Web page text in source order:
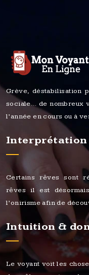
Grève, déstabilisation
sociale… de nombreux
l’année en cours ou à
Interprétation
Certains rêves sont
rêves il est
l’onirisme afin de
Intuition & don
Le voyant voit les